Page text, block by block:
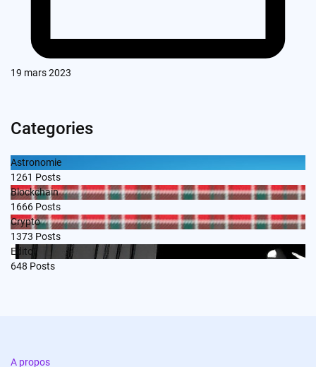
19 mars 2023
Categories
Astronomie
1261 Posts
Blockchain
1666 Posts
Crypto
1373 Posts
Edito
648 Posts
A propos